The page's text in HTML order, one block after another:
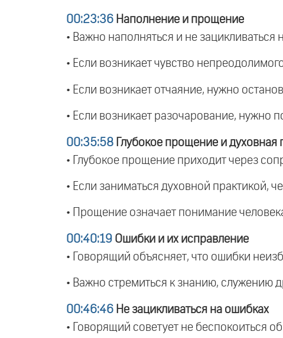
00:23:36 Наполнение и прощение
• Важно наполняться и не
• Если возникает чувство
• Если возникает отчаяние, нужно
• Если возникает разочарование, нужно
00:35:58 Глубокое прощение и духовная
• Глубокое прощение приходит через
• Если заниматься духовной практикой,
• Прощение означает понимание
00:40:19 Ошибки и их исправление
• Говорящий объясняет, что ошибки
• Важно стремиться к знанию, служению
00:46:46 Не зацикливаться на ошибках
• Говорящий советует не беспокоиться